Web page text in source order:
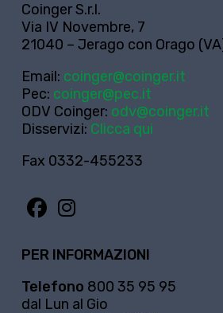
Coinger S.r.l.
Via IV Novembre, 7
21040 – Jerago con Orago
Email: coinger@coinger.it
Pec: coinger@pec.it
ODV Coinger: odv@coinger.it
Disservizi: Clicca qui
Fax 0332-455233
PER INFORMAZIONI
Telefono 800 35 95 95
dal Lun al Gio